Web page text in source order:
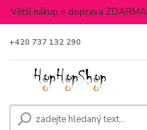
Větší nákup = doprava
+420 737 132 290